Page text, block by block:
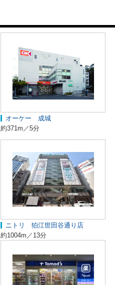
オーケー 成城
約371m／5分
ニトリ 狛江世田谷通り店
約1004m／13分